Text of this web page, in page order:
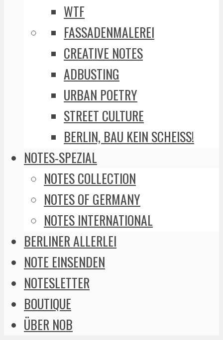
WTF
FASSADENMALEREI
CREATIVE NOTES
ADBUSTING
URBAN POETRY
STREET CULTURE
BERLIN, BAU KEIN SCHEISS!
NOTES-SPEZIAL
NOTES COLLECTION
NOTES OF GERMANY
NOTES INTERNATIONAL
BERLINER ALLERLEI
NOTE EINSENDEN
NOTESLETTER
BOUTIQUE
ÜBER NOB